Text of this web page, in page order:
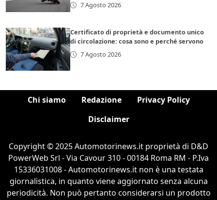
7 Agosto 2026
Certificato di proprietà e documento unico
di circolazione: cosa sono e perché servono
7 Agosto 2026
Chi siamo Redazione
Privacy Policy
Disclaimer
Copyright © 2025 Automotorinews.it proprietà di D&D
PowerWeb Srl - Via Cavour 310 - 00184 Roma RM - P.Iva
15336031008 - Automotorinews.it non è una testata
giornalistica, in quanto viene aggiornato senza alcuna
periodicità. Non può pertanto considerarsi un prodotto